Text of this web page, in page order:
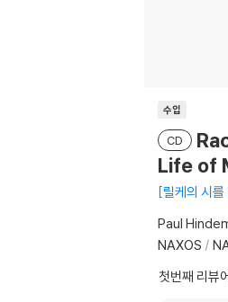
수입
CD
Life of
릴케의 시
Paul
NAXOS /
첫번째 리뷰